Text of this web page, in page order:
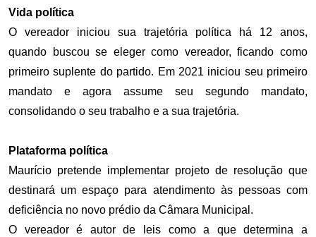
Vida política
O vereador iniciou sua trajetória política há 12 anos,
quando buscou se eleger como vereador, ficando como
primeiro suplente do partido. Em 2021 iniciou seu primeiro
mandato e agora assume seu segundo mandato,
consolidando o seu trabalho e a sua trajetória.
Plataforma política
Maurício pretende implementar projeto de resolução que
destinará um espaço para atendimento às pessoas com
deficiência no novo prédio da Câmara Municipal.
O vereador é autor de leis como a que determina a